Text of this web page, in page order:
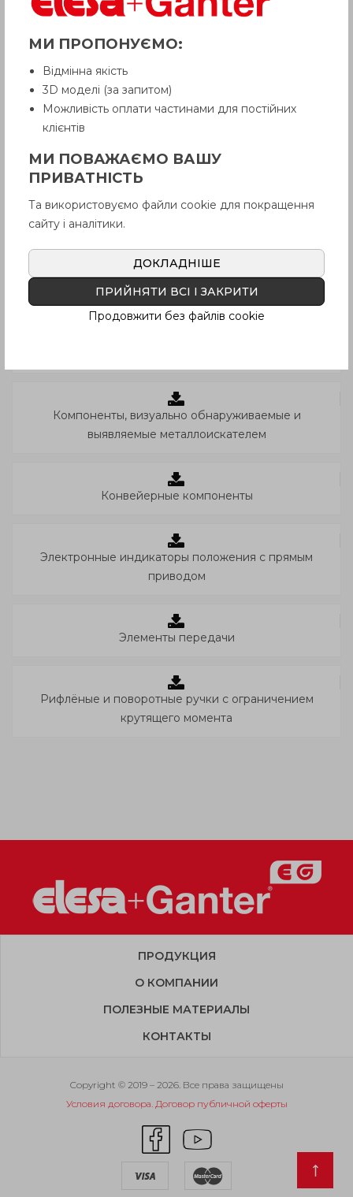
Телескопические выдвижные направляющие
Прецизионные петли безлюфтовые
Компоненты для медицинского и фармацевтического
оборудования
Противомикробные и антигрибковые компоненты
Беспроводная система позиционирования
шпинделей
Компоненты, визуально обнаруживаемые и
выявляемые металлоискателем
Конвейерные компоненты
Электронные индикаторы положения с прямым
приводом
Элементы передачи
Рифлёные и поворотные ручки с ограничением
крутящего момента
ПРОДУКЦИЯ
О КОМПАНИИ
ПОЛЕЗНЫЕ МАТЕРИАЛЫ
КОНТАКТЫ
Copyright © 2019 – 2026. Все права защищены
Условия договора. Договор публичной оферты
МИ ПРОПОНУЄМО:
Відмінна якість
3D моделі (за запитом)
Можливість оплати частинами для постійних
клієнтів
МИ ПОВАЖАЄМО ВАШУ
ПРИВАТНІСТЬ
Та використовуємо файли cookie для покращення
сайту і аналітики.
ДОКЛАДНІШЕ
ПРИЙНЯТИ ВСІ І ЗАКРИТИ
Продовжити без файлів cookie